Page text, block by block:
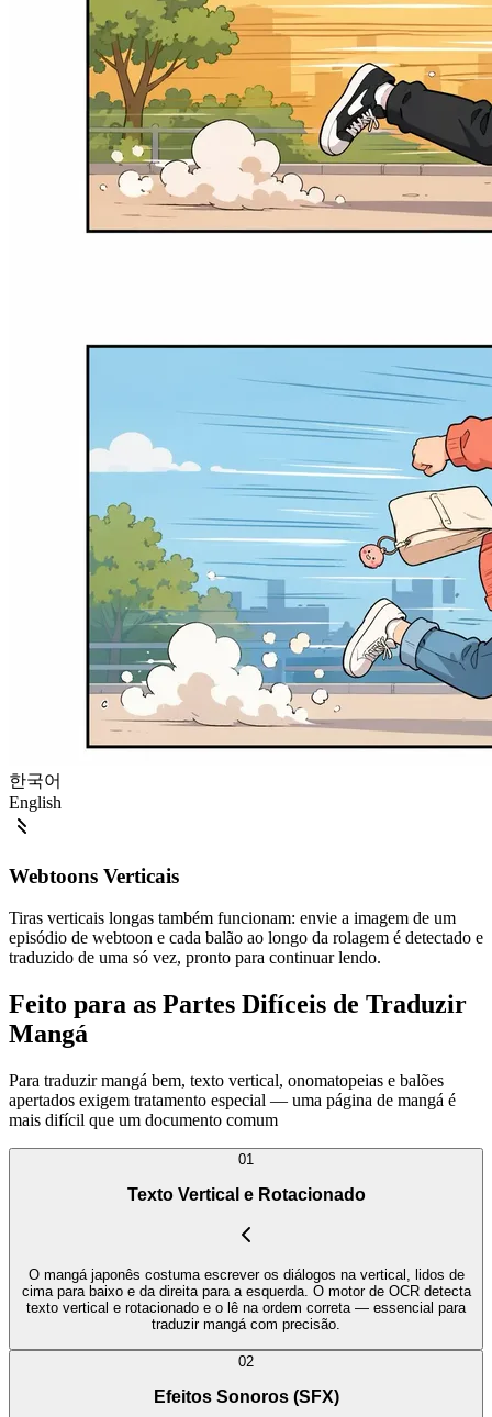
한국어
English
Webtoons Verticais
Tiras verticais longas também funcionam: envie a imagem de um
episódio de webtoon e cada balão ao longo da rolagem é detectado e
traduzido de uma só vez, pronto para continuar lendo.
Feito para as Partes Difíceis de Traduzir
Mangá
Para traduzir mangá bem, texto vertical, onomatopeias e balões
apertados exigem tratamento especial — uma página de mangá é
mais difícil que um documento comum
01
Texto Vertical e Rotacionado
O mangá japonês costuma escrever os diálogos na vertical, lidos de
cima para baixo e da direita para a esquerda. O motor de OCR detecta
texto vertical e rotacionado e o lê na ordem correta — essencial para
traduzir mangá com precisão.
02
Efeitos Sonoros (SFX)